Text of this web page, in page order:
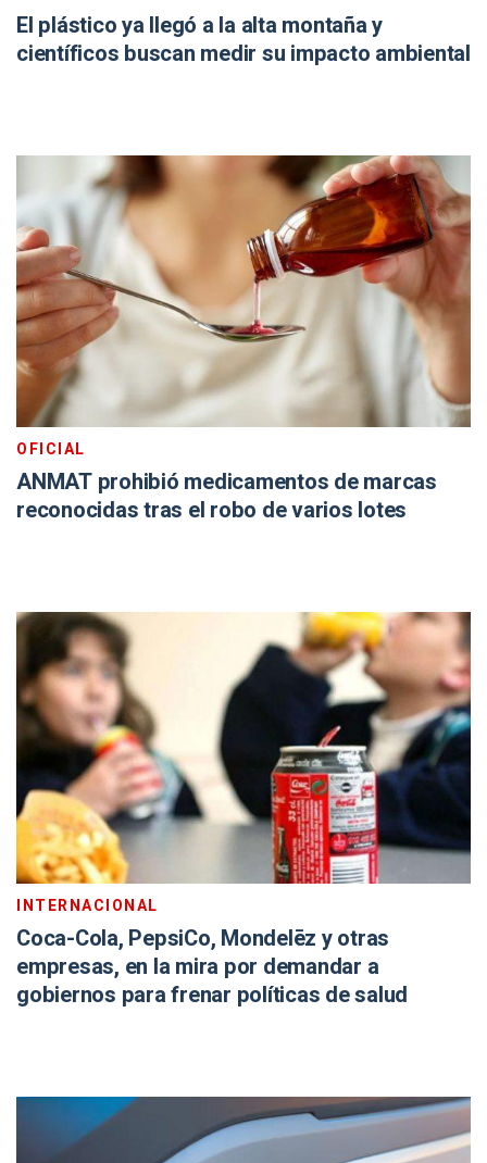
El plástico ya llegó a la alta montaña y
científicos buscan medir su impacto ambiental
OFICIAL
ANMAT prohibió medicamentos de marcas
reconocidas tras el robo de varios lotes
INTERNACIONAL
Coca-Cola, PepsiCo, Mondelēz y otras
empresas, en la mira por demandar a
gobiernos para frenar políticas de salud